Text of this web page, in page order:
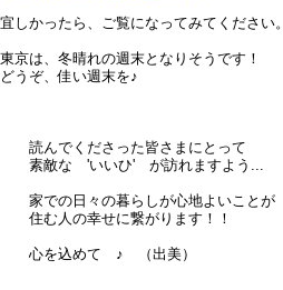
宜しかったら、ご覧になってみてください。
東京は、冬晴れの週末となりそうです！
どうぞ、佳い週末を♪
読んでくださった皆さまにとって
素敵な 'いいひ' が訪れますよう...
家での日々の暮らしが心地よいことが
住む人の幸せに繋がります！！
心を込めて ♪ （出美）